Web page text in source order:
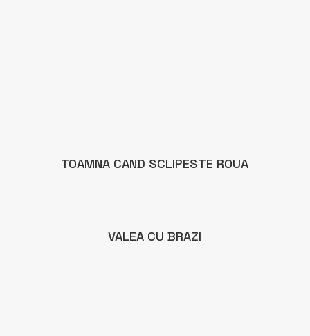
TOAMNA CAND SCLIPESTE ROUA
VALEA CU BRAZI